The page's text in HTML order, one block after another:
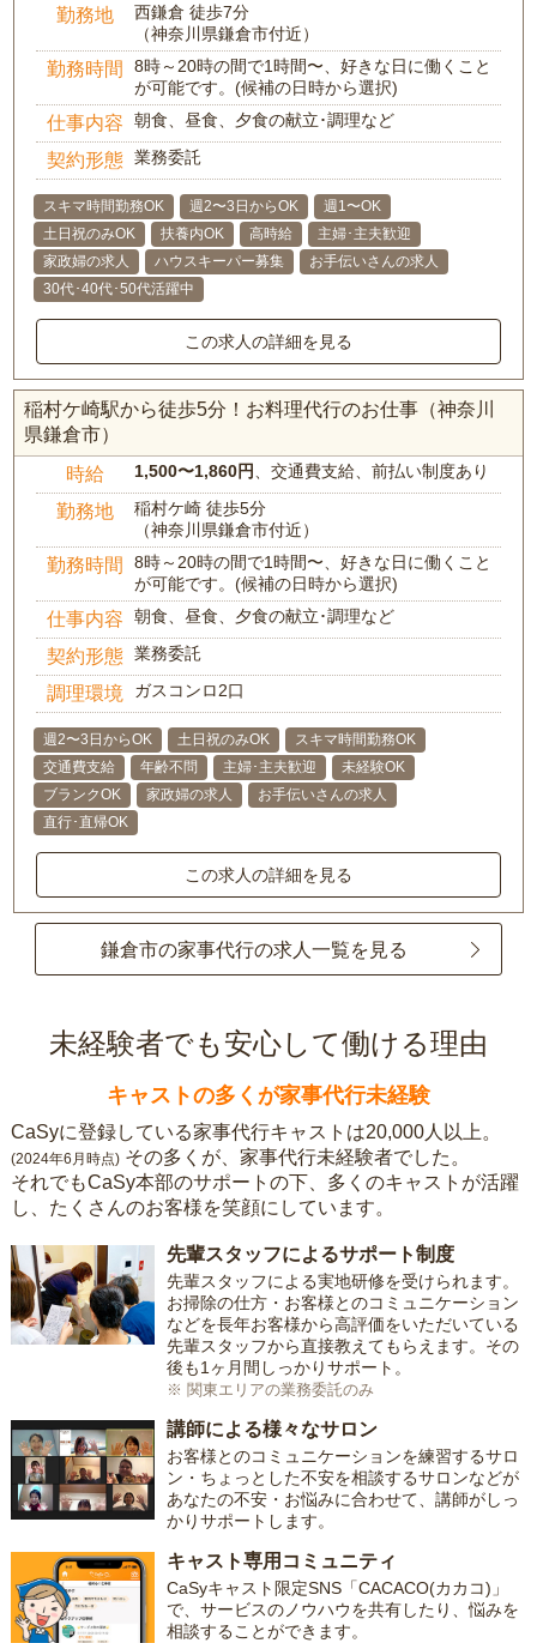
勤務地
西鎌倉 徒歩7分
（神奈川県鎌倉市付近）
勤務時間
8時～20時の間で1時間〜、好きな日に働くこと
が可能です。(候補の日時から選択)
仕事内容 朝食、昼食、夕食の献立･調理など
契約形態 業務委託
スキマ時間勤務OK 週2〜3日からOK
週1〜OK
土日祝のみOK
扶養内OK 高時給
主婦･主夫歓迎
家政婦の求人
ハウスキーパー募集
お手伝いさんの求人
30代･40代･50代活躍中
この求人の詳細を見る
稲村ケ崎駅から徒歩5分！お料理代行のお仕事（神奈川
県鎌倉市）
時給 1,500〜1,860円 、交通費支給、前払い制度あり
勤務地
稲村ケ崎 徒歩5分
（神奈川県鎌倉市付近）
勤務時間
8時～20時の間で1時間〜、好きな日に働くこと
が可能です。(候補の日時から選択)
仕事内容 朝食、昼食、夕食の献立･調理など
契約形態 業務委託
調理環境 ガスコンロ2口
週2〜3日からOK 土日祝のみOK
スキマ時間勤務OK
交通費支給
年齢不問 主婦･主夫歓迎
未経験OK
ブランクOK
家政婦の求人
お手伝いさんの求人
直行･直帰OK
この求人の詳細を見る
鎌倉市の家事代行の求人一覧を見る
未経験者でも安心して働ける理由
キャストの多くが家事代行未経験
CaSyに登録している家事代行キャストは20,000人以上。
(2024年6月時点) その多くが、家事代行未経験者でした。
それでもCaSy本部のサポートの下、多くのキャストが活躍
し、たくさんのお客様を笑顔にしています。
先輩スタッフによるサポート制度
先輩スタッフによる実地研修を受けられます。
お掃除の仕方・お客様とのコミュニケーション
などを長年お客様から高評価をいただいている
先輩スタッフから直接教えてもらえます。その
後も1ヶ月間しっかりサポート。
※ 関東エリアの業務委託のみ
講師による様々なサロン
お客様とのコミュニケーションを練習するサロ
ン・ちょっとした不安を相談するサロンなどが
あなたの不安・お悩みに合わせて、講師がしっ
かりサポートします。
キャスト専用コミュニティ
CaSyキャスト限定SNS「CACACO(カカコ)」
で、サービスのノウハウを共有したり、悩みを
相談することができます。